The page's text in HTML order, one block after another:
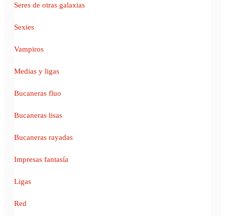
Seres de otras galaxias
Sexies
Vampiros
Medias y ligas
Bucaneras fluo
Bucaneras lisas
Bucaneras rayadas
Impresas fantasía
Ligas
Red